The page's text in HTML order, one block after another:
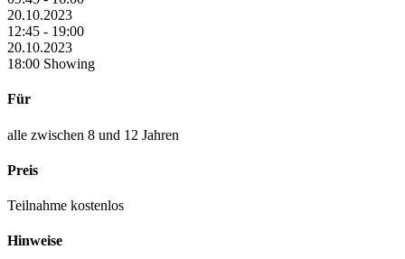
20.10.2023
12:45 - 19:00
20.10.2023
18:00 Showing
Für
alle zwischen 8 und 12 Jahren
Preis
Teilnahme kostenlos
Hinweise